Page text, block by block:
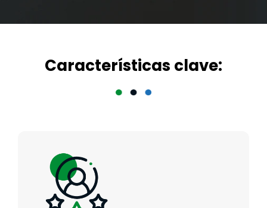
Características clave: